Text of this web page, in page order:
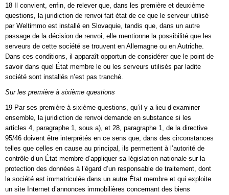
18 Il convient, enfin, de relever que, dans les première et deuxième
questions, la juridiction de renvoi fait état de ce que le serveur utilisé
par Weltimmo est installé en Slovaquie, tandis que, dans un autre
passage de la décision de renvoi, elle mentionne la possibilité que les
serveurs de cette société se trouvent en Allemagne ou en Autriche.
Dans ces conditions, il apparaît opportun de considérer que le point de
savoir dans quel État membre le ou les serveurs utilisés par ladite
société sont installés n’est pas tranché.
Sur les première à sixième questions
19 Par ses première à sixième questions, qu’il y a lieu d’examiner
ensemble, la juridiction de renvoi demande en substance si les
articles 4, paragraphe 1, sous a), et 28, paragraphe 1, de la directive
95/46 doivent être interprétés en ce sens que, dans des circonstances
telles que celles en cause au principal, ils permettent à l’autorité de
contrôle d’un État membre d’appliquer sa législation nationale sur la
protection des données à l’égard d’un responsable de traitement, dont
la société est immatriculée dans un autre État membre et qui exploite
un site Internet d’annonces immobilières concernant des biens